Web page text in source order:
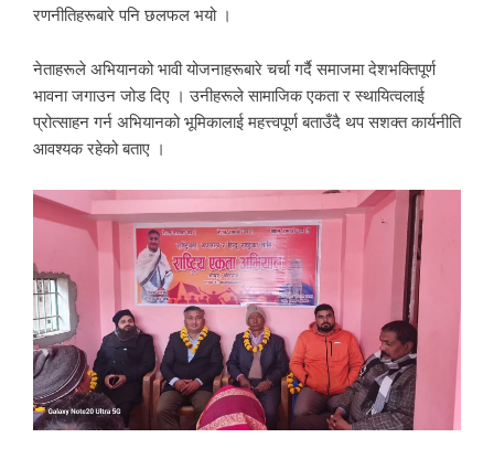
रणनीतिहरूबारे पनि छलफल भयो ।
नेताहरूले अभियानको भावी योजनाहरूबारे चर्चा गर्दै समाजमा देशभक्तिपूर्ण
भावना जगाउन जोड दिए । उनीहरूले सामाजिक एकता र स्थायित्वलाई
प्रोत्साहन गर्न अभियानको भूमिकालाई महत्त्वपूर्ण बताउँदै थप सशक्त कार्यनीति
आवश्यक रहेको बताए ।